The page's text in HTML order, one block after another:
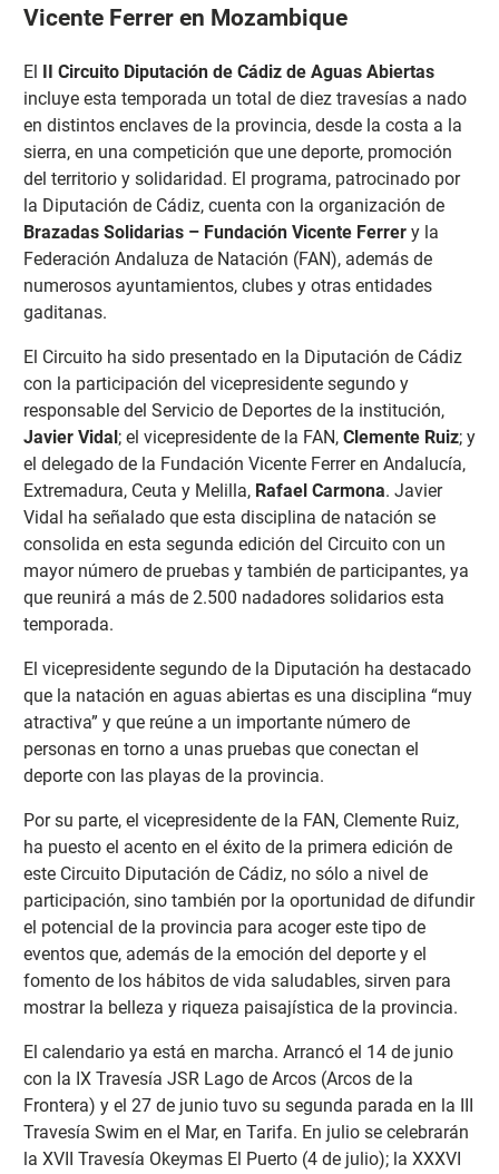
Vicente Ferrer en Mozambique
El II Circuito Diputación de Cádiz de Aguas Abiertas
incluye esta temporada un total de diez travesías a nado
en distintos enclaves de la provincia, desde la costa a la
sierra, en una competición que une deporte, promoción
del territorio y solidaridad. El programa, patrocinado por
la Diputación de Cádiz, cuenta con la organización de
Brazadas Solidarias – Fundación Vicente Ferrery la
Federación Andaluza de Natación (FAN), además de
numerosos ayuntamientos, clubes y otras entidades
gaditanas.
El Circuito ha sido presentado en la Diputación de Cádiz
con la participación del vicepresidente segundo y
responsable del Servicio de Deportes de la institución,
Javier Vidal; el vicepresidente de la FAN, Clemente Ruiz; y
el delegado de la Fundación Vicente Ferrer en Andalucía,
Extremadura, Ceuta y Melilla, Rafael Carmona. Javier
Vidal ha señalado que esta disciplina de natación se
consolida en esta segunda edición del Circuito con un
mayor número de pruebas y también de participantes, ya
que reunirá a más de 2.500 nadadores solidarios esta
temporada.
El vicepresidente segundo de la Diputación ha destacado
que la natación en aguas abiertas es una disciplina “muy
atractiva” y que reúne a un importante número de
personas en torno a unas pruebas que conectan el
deporte con las playas de la provincia.
Por su parte, el vicepresidente de la FAN, Clemente Ruiz,
ha puesto el acento en el éxito de la primera edición de
este Circuito Diputación de Cádiz, no sólo a nivel de
participación, sino también por la oportunidad de difundir
el potencial de la provincia para acoger este tipo de
eventos que, además de la emoción del deporte y el
fomento de los hábitos de vida saludables, sirven para
mostrar la belleza y riqueza paisajística de la provincia.
El calendario ya está en marcha. Arrancó el 14 de junio
con la IX Travesía JSR Lago de Arcos (Arcos de la
Frontera) y el 27 de junio tuvo su segunda parada en la III
Travesía Swim en el Mar, en Tarifa. En julio se celebrarán
la XVII Travesía Okeymas El Puerto (4 de julio); la XXXVI